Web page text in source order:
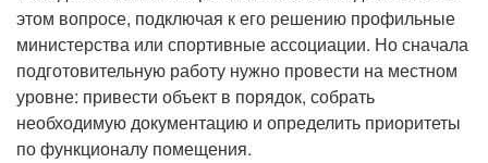
этом вопросе, подключая к его решению профильные
министерства или спортивные ассоциации. Но сначала
подготовительную работу нужно провести на местном
уровне: привести объект в порядок, собрать
необходимую документацию и определить приоритеты
по функционалу помещения.